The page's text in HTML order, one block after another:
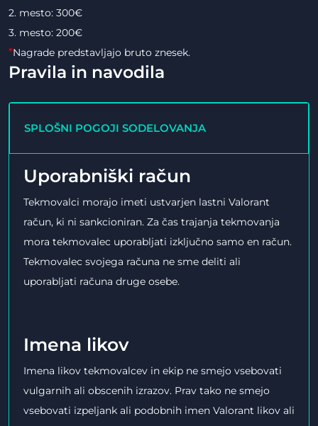
2. mesto: 300€
3. mesto: 200€
*Nagrade predstavljajo bruto znesek.
Pravila in navodila
SPLOŠNI POGOJI SODELOVANJA
Uporabniški račun
Tekmovalci morajo imeti ustvarjen lastni Valorant
račun, ki ni sankcioniran. Za čas trajanja tekmovanja
mora tekmovalec uporabljati izključno samo en račun.
Tekmovalec svojega računa ne sme deliti ali
uporabljati računa druge osebe.
Imena likov
Imena likov tekmovalcev in ekip ne smejo vsebovati
vulgarnih ali obscenih izrazov. Prav tako ne smejo
vsebovati izpeljank ali podobnih imen Valorant likov ali